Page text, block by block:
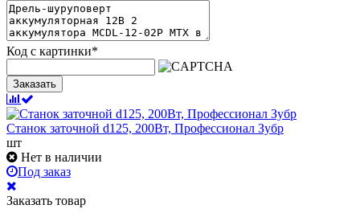
Код с картинки*
Заказать
Станок заточной d125, 200Вт, Профессионал Зубр
шт
Нет в наличии
Под заказ
Заказать товар